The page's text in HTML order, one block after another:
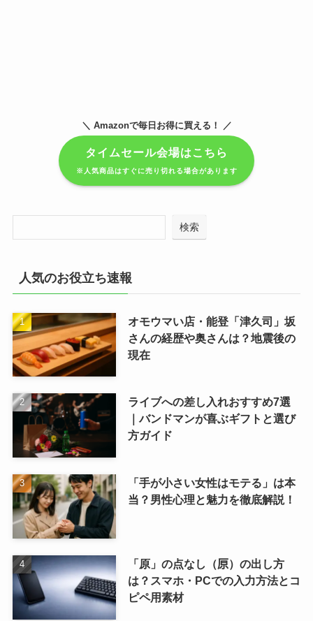
＼ Amazonで毎日お得に買える！ ／
タイムセール会場はこちら
※人気商品はすぐに売り切れる場合があります
検索
人気のお役立ち速報
オモウマい店・能登「津久司」坂
さんの経歴や奥さんは？地震後の
現在
ライブへの差し入れおすすめ7選
｜バンドマンが喜ぶギフトと選び
方ガイド
「手が小さい女性はモテる」は本
当？男性心理と魅力を徹底解説！
「原」の点なし（𠩤）の出し方
は？スマホ・PCでの入力方法とコ
ピペ用素材